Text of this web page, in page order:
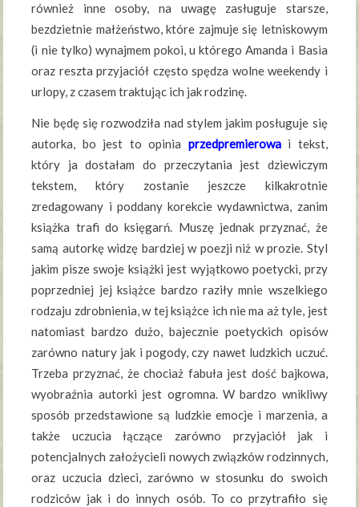
również inne osoby, na uwagę zasługuje starsze,
bezdzietnie małżeństwo, które zajmuje się letniskowym
(i nie tylko) wynajmem pokoi, u którego Amanda i Basia
oraz reszta przyjaciół często spędza wolne weekendy i
urlopy, z czasem traktując ich jak rodzinę.
Nie będę się rozwodziła nad stylem jakim posługuje się
autorka, bo jest to opinia przedpremierowai tekst,
który ja dostałam do przeczytania jest dziewiczym
tekstem, który zostanie jeszcze kilkakrotnie
zredagowany i poddany korekcie wydawnictwa, zanim
książka trafi do księgarń. Muszę jednak przyznać, że
samą autorkę widzę bardziej w poezji niż w prozie. Styl
jakim pisze swoje książki jest wyjątkowo poetycki, przy
poprzedniej jej książce bardzo raziły mnie wszelkiego
rodzaju zdrobnienia, w tej książce ich nie ma aż tyle, jest
natomiast bardzo dużo, bajecznie poetyckich opisów
zarówno natury jak i pogody, czy nawet ludzkich uczuć.
Trzeba przyznać, że chociaż fabuła jest dość bajkowa,
wyobraźnia autorki jest ogromna. W bardzo wnikliwy
sposób przedstawione są ludzkie emocje i marzenia, a
także uczucia łączące zarówno przyjaciół jak i
potencjalnych założycieli nowych związków rodzinnych,
oraz uczucia dzieci, zarówno w stosunku do swoich
rodziców jak i do innych osób. To co przytrafiło się